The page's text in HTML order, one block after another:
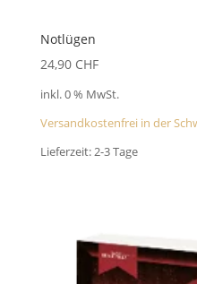
Notlügen
24,90 CHF
inkl. 0 % MwSt.
Versandkostenfrei in der
Lieferzeit:2-3 Tage